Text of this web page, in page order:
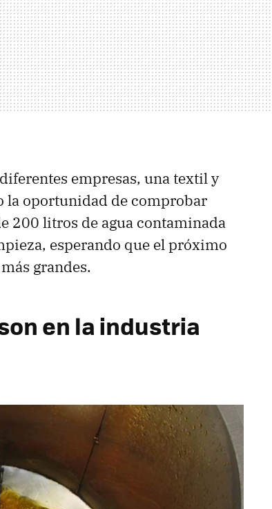
empresas, una textil y
la oportunidad de comprobar
200 litros de agua contaminada
esperando que el próximo
grandes.
en la industria